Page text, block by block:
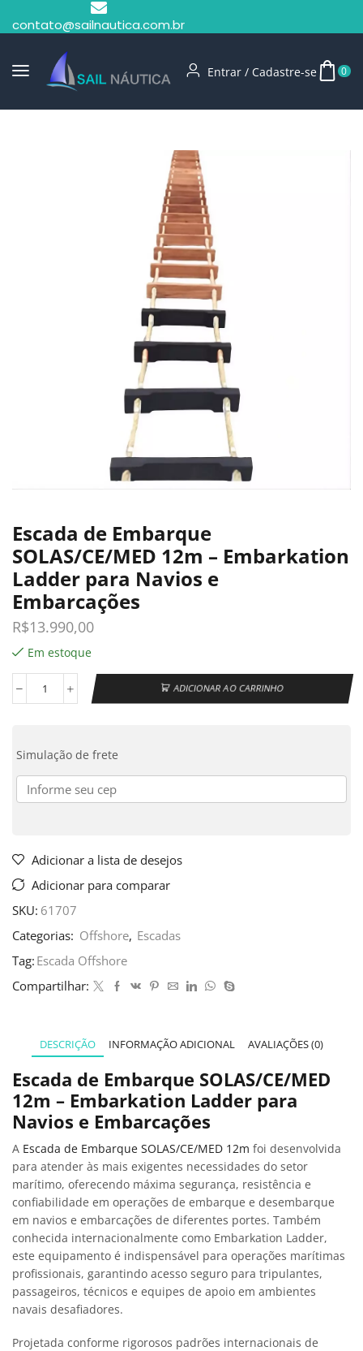
contato@sailnautica.com.br
Entrar / Cadastre-se 0
Escada de Embarque
SOLAS/CE/MED 12m – Embarkation
Ladder para Navios e
Embarcações
R$13.990,00
Em estoque
ADICIONAR AO CARRINHO
Simulação de frete
Adicionar a lista de desejos
Adicionar para comparar
SKU: 61707
Categorias: Offshore, Escadas
Tag: Escada Offshore
Compartilhar:
DESCRIÇÃO INFORMAÇÃO ADICIONAL AVALIAÇÕES (0)
Escada de Embarque SOLAS/CE/MED
12m – Embarkation Ladder para
Navios e Embarcações
A Escada de Embarque SOLAS/CE/MED 12m foi desenvolvida
para atender às mais exigentes necessidades do setor
marítimo, oferecendo máxima segurança, resistência e
confiabilidade em operações de embarque e desembarque
em navios e embarcações de diferentes portes. Também
conhecida internacionalmente como Embarkation Ladder,
este equipamento é indispensável para operações marítimas
profissionais, garantindo acesso seguro para tripulantes,
passageiros, técnicos e equipes de apoio em ambientes
navais desafiadores.
Projetada conforme rigorosos padrões internacionais de